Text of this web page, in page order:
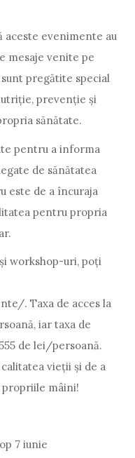
aceste evenimente au
mesaje venite pe
pregătite special
prevenție și
sănătate.
pentru a informa
de sănătatea
este de a încuraja
pentru propria
workshop-uri, poți
. Taxa de acces la
iar taxa de
de lei/persoană.
vieții și de a
mâini!
7 iunie